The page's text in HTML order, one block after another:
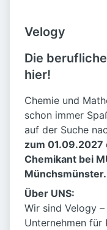
Velogy
Die
hier!
Chemie und
schon immer
auf der Suche
zum 01.09.2027
Chemikant bei
Münchsmünster.
Über UNS:
Wir sind Velogy
Unternehmen für